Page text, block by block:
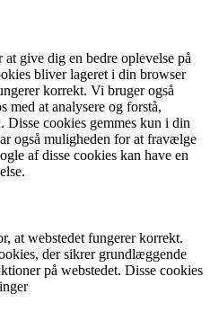
give dig en bedre oplevelse på
bliver lageret i din browser
korrekt. Vi bruger også
med at analysere og forstå,
Disse cookies gemmes kun i din
også muligheden for at fravælge
af disse cookies kan have en
at webstedet fungerer korrekt.
der sikrer grundlæggende
på webstedet. Disse cookies